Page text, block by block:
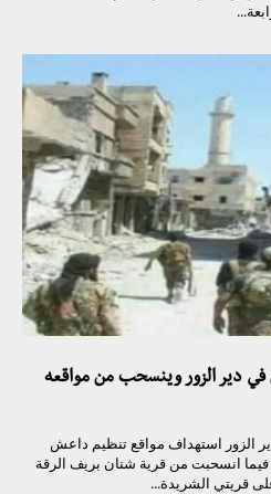
دير الزور وينسحب من مواقعه
الزور استهداف مواقع تنظيم داعش
فيما انسحبت من قرية شنان بريف الرقة
قريتي الشريدة...